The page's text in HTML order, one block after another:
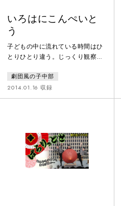
いろはにこんぺいと
う
子どもの中に流れている時間はひ
とりひとり違う。じっくり観察し
好奇心の趣くままいろんなものを
どんどん吸収していく子、いろん
な人間がいて、色んな気分の時も
ったり泣いたり、ぼーっとしたり
しながら観られるような、時間と
空間がつくりたいと思って始めた
お芝居です。人の声と生の響きを
劇団風の子中部
2014.01.16 収録